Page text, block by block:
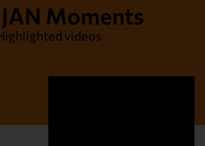
Moments
videos